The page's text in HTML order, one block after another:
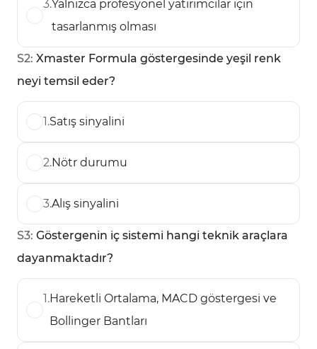
3.Yalnızca profesyonel yatırımcılar için
tasarlanmış olması
S2: Xmaster Formula göstergesinde yeşil renk
neyi temsil eder?
1.Satış sinyalini
2.Nötr durumu
3.Alış sinyalini
S3: Göstergenin iç sistemi hangi teknik araçlara
dayanmaktadır?
1.Hareketli Ortalama, MACD göstergesi ve
Bollinger Bantları